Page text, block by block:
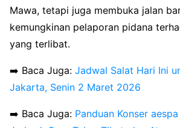
Mawa, tetapi juga membuka jalan
kemungkinan pelaporan pidana
yang terlibat.
➡️ Baca Juga: Jadwal Salat Hari Ini
Jakarta, Senin 2 Maret 2026
➡️ Baca Juga: Panduan Konser